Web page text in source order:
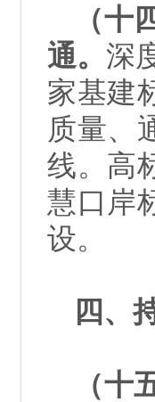
（
通。深
家基建
质量、
线。高
慧口岸
设。
四、
（